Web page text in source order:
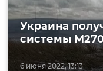
6 июня 2022, 13:13
Украина
системы